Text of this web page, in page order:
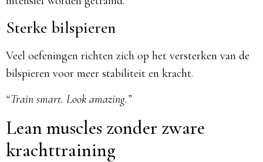
Sterke bilspieren
Veel oefeningen richten zich op het versterken van de
bilspieren voor meer stabiliteit en kracht.
“Train smart. Look amazing.”
Lean muscles zonder zware
krachttraining